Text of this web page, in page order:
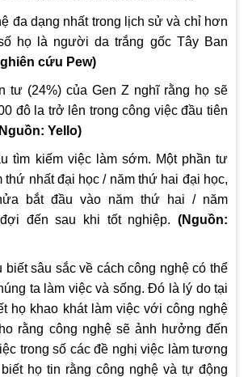
đa dạng nhất trong lịch sử và chỉ hơn
họ là người da trắng gốc Tây Ban
cứu Pew)
tư (24%) của Gen Z nghĩ rằng họ sẽ
đô la trở lên trong công việc đầu tiên
Nguồn: Yello)
tìm kiếm việc làm sớm. Một phần tư
thứ nhất đại học / năm thứ hai đại học,
bắt đầu vào năm thứ hai / năm
đến sau khi tốt nghiệp.(Nguồn:
biết sâu sắc về cách công nghệ có thể
ta làm việc và sống. Đó là lý do tại
họ khao khát làm việc với công nghệ
rằng công nghệ sẽ ảnh hưởng đến
trong số các đề nghị việc làm tương
họ tin rằng công nghệ và tự động